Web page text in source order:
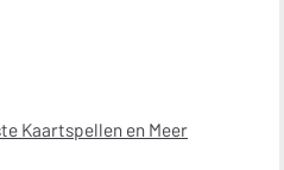
Kaartspellen en Meer